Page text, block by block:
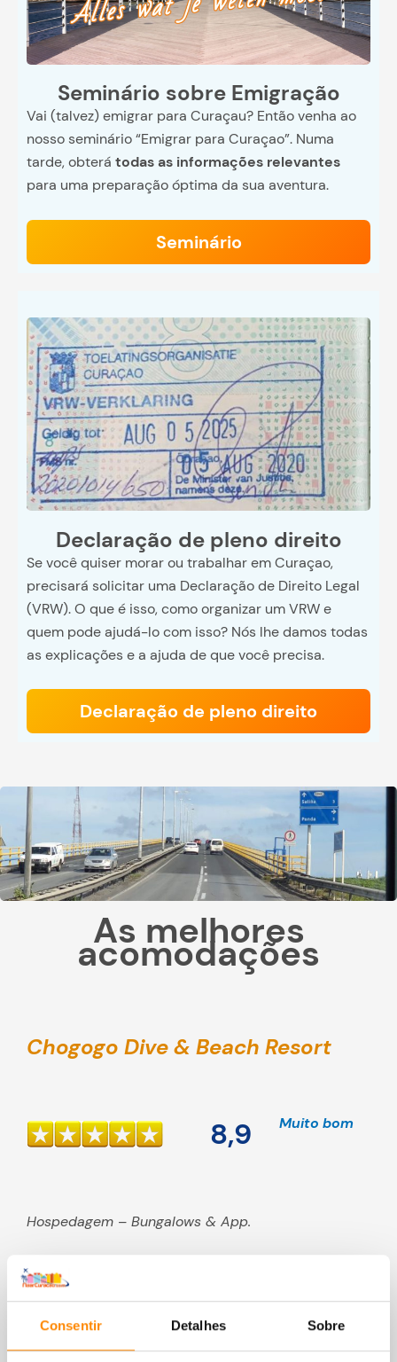
Consentir Detalhes Sobre
Seminário sobre Emigração
Vai (talvez) emigrar para Curaçau? Então venha ao
nosso seminário “Emigrar para Curaçao”. Numa
tarde, obterá todas as informações relevantes
para uma preparação óptima da sua aventura.
Seminário
Declaração de pleno direito
Se você quiser morar ou trabalhar em Curaçao,
precisará solicitar uma Declaração de Direito Legal
(VRW). O que é isso, como organizar um VRW e
quem pode ajudá-lo com isso? Nós lhe damos todas
as explicações e a ajuda de que você precisa.
Declaração de pleno direito
As melhores
acomodações
Chogogo Dive & Beach Resort
8,9 Muito bom
Hospedagem – Bungalows & App.